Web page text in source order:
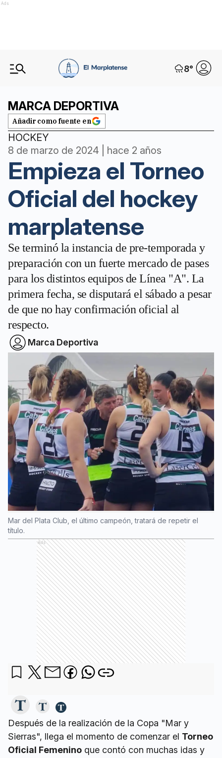
Ads
8°
MARCA DEPORTIVA
Añadir como fuente en
HOCKEY
8 de marzo de 2024 | hace 2 años
Empieza el Torneo
Oficial del hockey
marplatense
Se terminó la instancia de pre-temporada y
preparación con un fuerte mercado de pases
para los distintos equipos de Línea "A". La
primera fecha, se disputará el sábado a pesar
de que no hay confirmación oficial al
respecto.
Marca Deportiva
Mar del Plata Club, el último campeón, tratará de repetir el
título.
Ads
Después de la realización de la Copa "Mar y
Sierras", llega el momento de comenzar el Torneo
Oficial Femenino que contó con muchas idas y